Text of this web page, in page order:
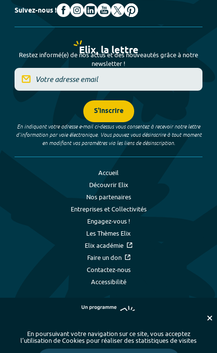
Suivez-nous !
Elix, la lettre
Restez informé(e) de nos actus et des nouveautés grâce à notre
newsletter !
S'inscrire
En indiquant votre adresse e-mail ci-dessus vous consentez à recevoir notre lettre
d’information par voie électronique. Vous pouvez vous désinscrire à tout moment
en modifiant vos paramètres via les liens de désinscription.
Accueil
Découvrir Elix
Nos partenaires
Entreprises et Collectivités
Engagez-vous !
Les Thèmes Elix
Elix académie
Faire un don
Contactez-nous
Accessibilité
Plan du site - Index alphabétique -
En poursuivant votre navigation sur ce site, vous acceptez
l’utilisation de Cookies pour réaliser des statistiques de visites